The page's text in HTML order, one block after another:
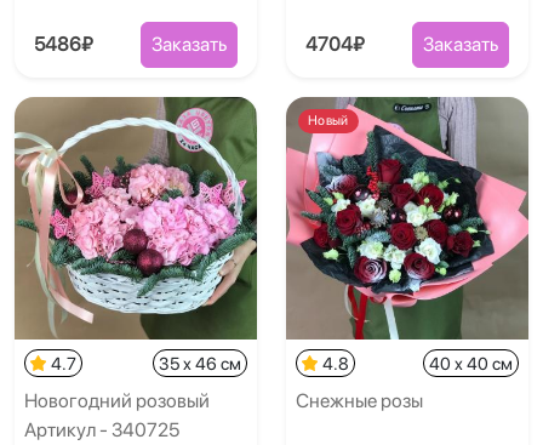
5486₽ Заказать 4704₽ Заказать
4.7 35 x 46 см
Новогодний розовый
Артикул - 340725
Новый
4.8 40 x 40 см
Снежные розы